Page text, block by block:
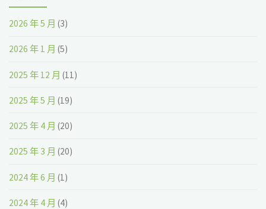
2026 年 5 月 (3)
2026 年 1 月 (5)
2025 年 12 月 (11)
2025 年 5 月 (19)
2025 年 4 月 (20)
2025 年 3 月 (20)
2024 年 6 月 (1)
2024 年 4 月 (4)